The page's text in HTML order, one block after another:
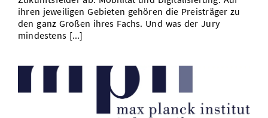
ihren jeweiligen Gebieten gehören die Preisträger zu
den ganz Großen ihres Fachs. Und was der Jury
mindestens [...]